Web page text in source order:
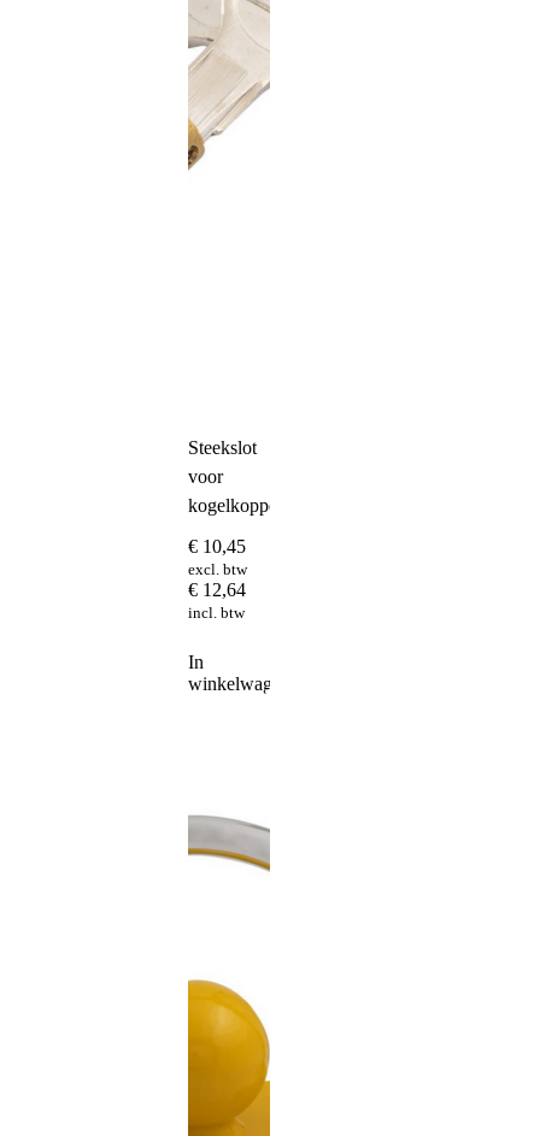
Steekslot
voor
kogelkoppeling
€ 10,45
excl. btw
€ 12,64
incl. btw
In
winkelwagen